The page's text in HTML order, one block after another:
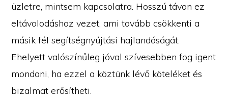
üzletre, mintsem kapcsolatra. Hosszú távon ez
eltávolodáshoz vezet, ami tovább csökkenti a
másik fél segítségnyújtási hajlandóságát.
Ehelyett valószínűleg jóval szívesebben fog igent
mondani, ha ezzel a köztünk lévő köteléket és
bizalmat erősítheti.